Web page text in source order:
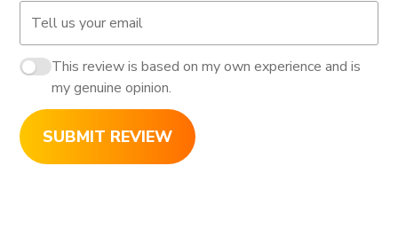
This review is based on my own experience and is
my genuine opinion.
SUBMIT REVIEW